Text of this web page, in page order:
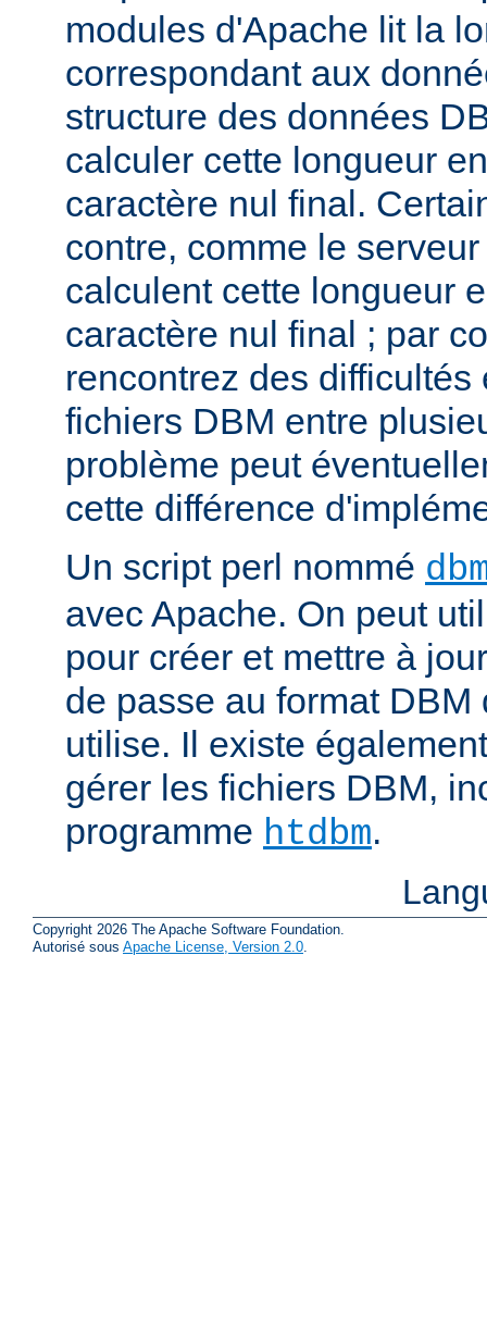
modules d'Apache lit la
correspondant aux
structure des données
calculer cette longueur
caractère nul final.
contre, comme le
calculent cette longueur
caractère nul final ; par
rencontrez des
fichiers DBM entre
problème peut
cette différence
Un script perl nommé
avec Apache. On peut
pour créer et mettre à
de passe au format DBM
utilise. Il existe
gérer les fichiers DBM,
programme htdbm.
Copyright 2026 The Apache Software Foundation.
Autorisé sous Apache License, Version 2.0